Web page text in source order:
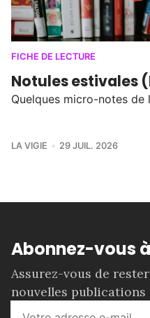
FICHE DE LECTURE
Notules estivales
Quelques micro-notes
LA VIGIE 29 JUIL. 2026
Abonnez-vous
Assurez-vous de
nouvelles